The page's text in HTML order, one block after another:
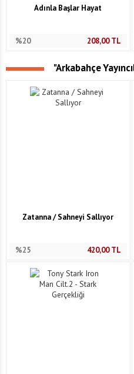
Adınla Başlar Hayat
%20 208,00TL
"Arkabahçe
Zatanna / Sahneyi Sallıyor
%25 420,00TL